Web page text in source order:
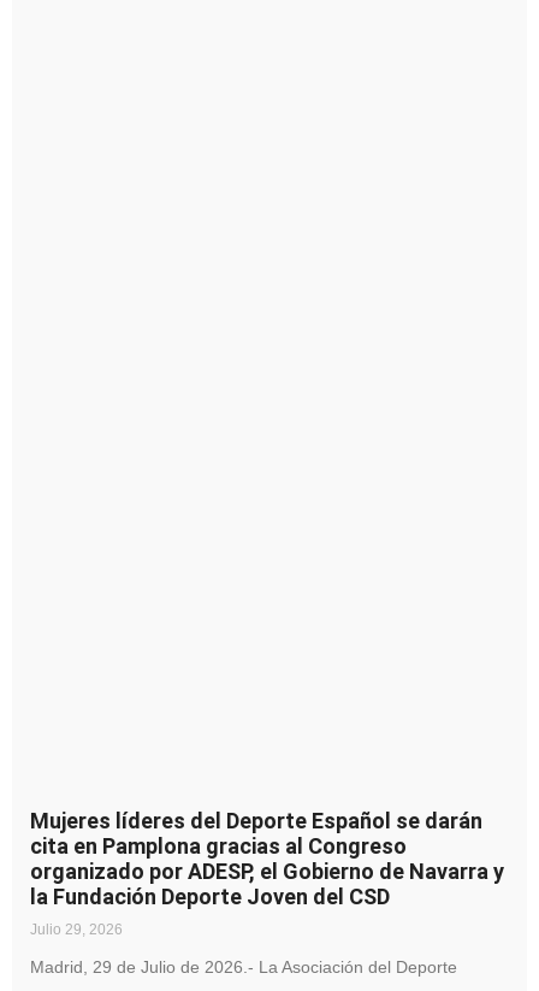
Mujeres líderes del Deporte Español se darán
cita en Pamplona gracias al Congreso
organizado por ADESP, el Gobierno de Navarra y
la Fundación Deporte Joven del CSD
Julio 29, 2026
Madrid, 29 de Julio de 2026.- La Asociación del Deporte